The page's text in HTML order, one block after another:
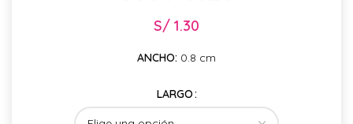
S/ 1.30
ANCHO: 0.8 cm
LARGO